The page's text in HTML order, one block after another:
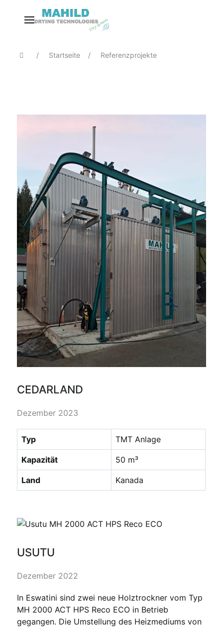
Startseite Referenzprojekte
CEDARLAND
Dezember 2023
Typ TMT Anlage
Kapazität 50 m³
Land Kanada
USUTU
Dezember 2022
In Eswatini sind zwei neue Holztrockner vom Typ
MH 2000 ACT HPS Reco ECO in Betrieb
gegangen. Die Umstellung des Heizmediums von